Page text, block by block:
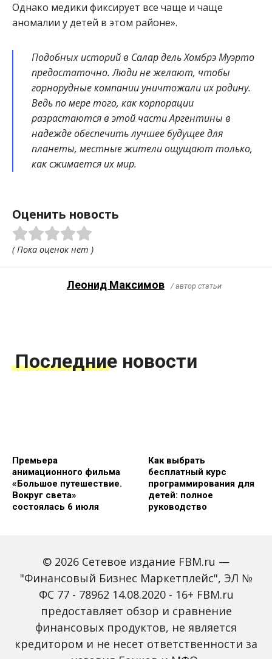
Однако медики фиксирует все чаще и чаще
аномалии у детей в этом районе».
Подобных историй в Салар дель Хомбрэ Муэрто
предостаточно. Люди не желают, чтобы
горнорудные компании уничтожали их родину.
Ведь по мере того, как корпорации
разрастаются в этой части Аргентины в
надежде обеспечить лучшее будущее для
планеты, местные жители ощущают только,
как сжимается их мир.
Оценить новость
( Пока оценок нет )
Леонид Максимов / автор статьи
Последние новости
Премьера
анимационного фильма
«Большое путешествие.
Вокруг света»
состоялась 6 июля
Как выбрать
бесплатный курс
программирования для
детей: полное
руководство
Какие китайские
кроссоверы появились
в этом и прошлом году,
по кредитным картам,
это оказывается просто
© 2026 Сетевое издание FBM.ru —
"Финансовый Бизнес Маркетплейс", ЭЛ №
ФС 77 - 78962 14.08.2020 - 16+ FBM.ru
предоставляет обзор и сравнение
финансовых продуктов, не является
кредитором и не несет ответственности за